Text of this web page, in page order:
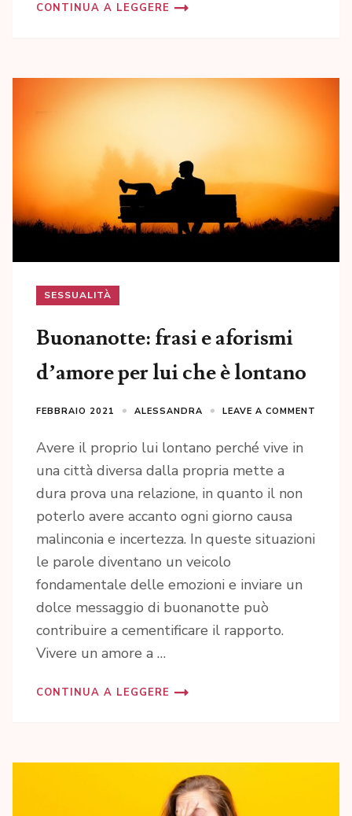
CONTINUA A LEGGERE
SESSUALITÀ
Buonanotte: frasi e aforismi
d’amore per lui che è lontano
FEBBRAIO 2021 ALESSANDRA LEAVE A COMMENT
Avere il proprio lui lontano perché vive in
una città diversa dalla propria mette a
dura prova una relazione, in quanto il non
poterlo avere accanto ogni giorno causa
malinconia e incertezza. In queste situazioni
le parole diventano un veicolo
fondamentale delle emozioni e inviare un
dolce messaggio di buonanotte può
contribuire a cementificare il rapporto.
Vivere un amore a …
CONTINUA A LEGGERE